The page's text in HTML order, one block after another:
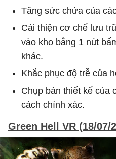
Tăng sức chứa của
Cải thiện cơ chế lưu
vào kho bằng 1 nút
khác.
Khắc phục độ trễ của
Chụp bản thiết kế của
cách chính xác.
Green Hell VR (18/07/